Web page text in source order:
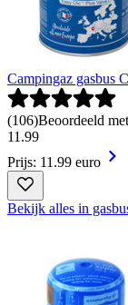
Campingaz gasbus
(106)Beoordeeld
11 .99
Prijs: 11.99 euro
Bekijk alles in